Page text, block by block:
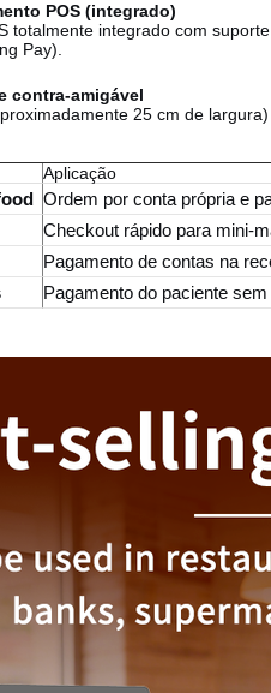
POS (integrado)
totalmente integrado com
Pay).
contra-amigável
25 cm de
Aplicação
Ordem por conta própria e
Checkout rápido para mini-
Pagamento de contas na
Pagamento do paciente